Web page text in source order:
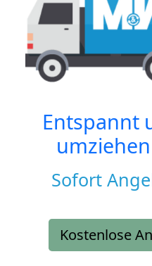
Entspannt
Sofort
Kostenlose